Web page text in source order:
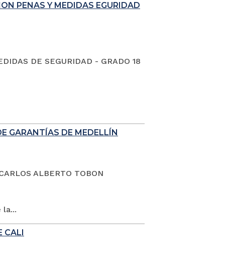
PENAS Y MEDIDAS EGURIDAD
DE SEGURIDAD - GRADO 18
GARANTÍAS DE MEDELLÍN
ALBERTO TOBON
la...
CALI